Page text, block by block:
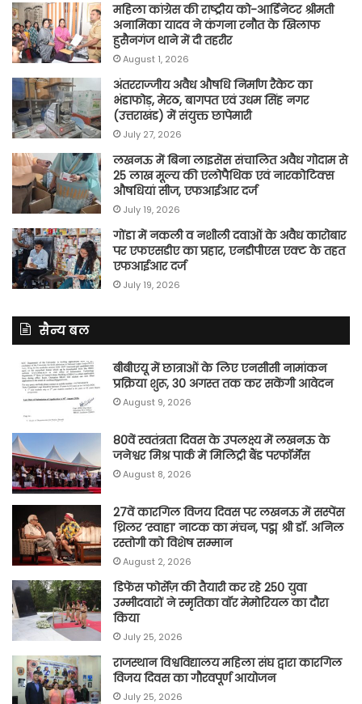
महिला कांग्रेस की राष्ट्रीय को-आर्डिनेटर श्रीमती
अनामिका यादव ने कंगना रनौत के खिलाफ
हुसैनगंज थाने में दी तहरीर
August 1, 2026
अंतरराज्जीय अवैध औषधि निर्माण रैकेट का
भंडाफोड़, मेरठ, बागपत एवं उधम सिंह नगर
(उत्तराखंड) में संयुक्त छापेमारी
July 27, 2026
लखनऊ में बिना लाइसेंस संचालित अवैध गोदाम से
25 लाख मूल्य की एलोपैथिक एवं नारकोटिक्स
औषधियां सीज, एफआईआर दर्ज
July 19, 2026
गोंडा में नकली व नशीली दवाओं के अवैध कारोबार
पर एफएसडीए का प्रहार, एनडीपीएस एक्ट के तहत
एफआईआर दर्ज
July 19, 2026
सैन्य बल
बीबीएयू में छात्राओं के लिए एनसीसी नामांकन
प्रक्रिया शुरू, 30 अगस्त तक कर सकेंगी आवेदन
August 9, 2026
80वें स्वतंत्रता दिवस के उपलक्ष्य में लखनऊ के
जनेश्वर मिश्र पार्क में मिलिट्री बैंड परफॉर्मेंस
August 8, 2026
27वें कारगिल विजय दिवस पर लखनऊ में सस्पेंस
थ्रिलर ‘स्वाहा’ नाटक का मंचन, पद्म श्री डॉ. अनिल
रस्तोगी को विशेष सम्मान
August 2, 2026
डिफेंस फोर्सेज़ की तैयारी कर रहे 250 युवा
उम्मीदवारों ने स्मृतिका वॉर मेमोरियल का दौरा
किया
July 25, 2026
राजस्थान विश्वविद्यालय महिला संघ द्वारा कारगिल
विजय दिवस का गौरवपूर्ण आयोजन
July 25, 2026